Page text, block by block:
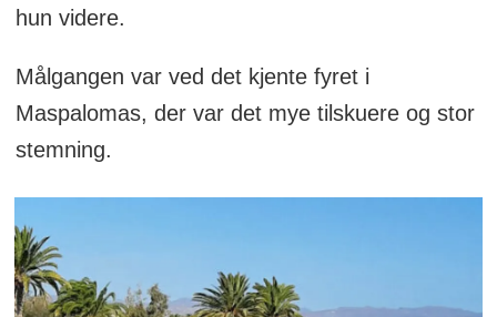
hun videre.
Målgangen var ved det kjente fyret i
Maspalomas, der var det mye tilskuere og stor
stemning.